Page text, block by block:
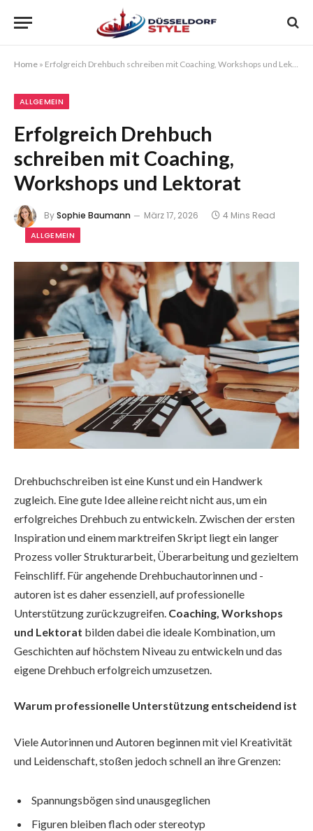
Home » Erfolgreich Drehbuch schreiben mit Coaching, Workshops und Lektorat
ALLGEMEIN
Erfolgreich Drehbuch
schreiben mit Coaching,
Workshops und Lektorat
BySophie Baumann März 17, 2026 4 Mins Read
ALLGEMEIN
Drehbuchschreiben ist eine Kunst und ein Handwerk
zugleich. Eine gute Idee alleine reicht nicht aus, um ein
erfolgreiches Drehbuch zu entwickeln. Zwischen der ersten
Inspiration und einem marktreifen Skript liegt ein langer
Prozess voller Strukturarbeit, Überarbeitung und gezieltem
Feinschliff. Für angehende Drehbuchautorinnen und -
autoren ist es daher essenziell, auf professionelle
Unterstützung zurückzugreifen. Coaching, Workshops
und Lektorat bilden dabei die ideale Kombination, um
Geschichten auf höchstem Niveau zu entwickeln und das
eigene Drehbuch erfolgreich umzusetzen.
Warum professionelle Unterstützung entscheidend ist
Viele Autorinnen und Autoren beginnen mit viel Kreativität
und Leidenschaft, stoßen jedoch schnell an ihre Grenzen:
Spannungsbögen sind unausgeglichen
Figuren bleiben flach oder stereotyp